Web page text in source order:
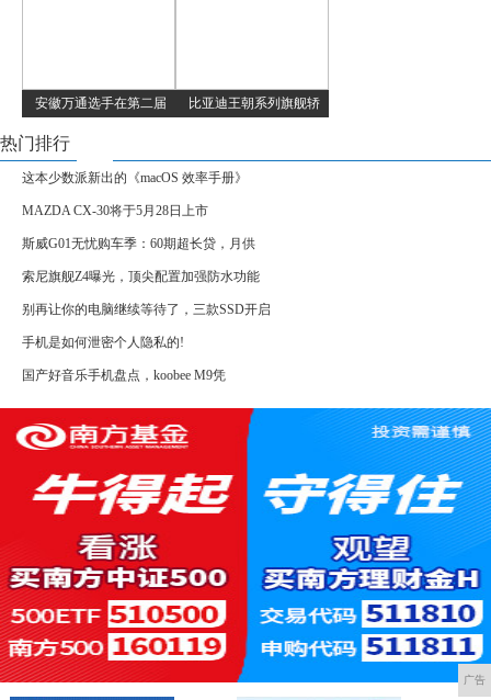
安徽万通选手在第二届 比亚迪王朝系列旗舰轿
热门排行
这本少数派新出的《macOS 效率手册》
MAZDA CX-30将于5月28日上市
斯威G01无忧购车季：60期超长贷，月供
索尼旗舰Z4曝光，顶尖配置加强防水功能
别再让你的电脑继续等待了，三款SSD开启
手机是如何泄密个人隐私的!
国产好音乐手机盘点，koobee M9凭
广告